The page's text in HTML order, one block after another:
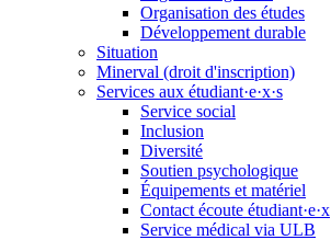
Organisation des études
Développement durable
Situation
Minerval (droit d'inscription)
Services aux étudiant·e·x·s
Service social
Inclusion
Diversité
Soutien psychologique
Équipements et matériel
Contact écoute étudiant·e·x
Service médical via ULB